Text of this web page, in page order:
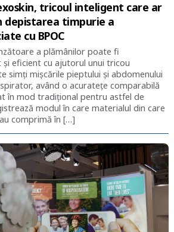
tricoul inteligent care ar
timpurie a
cu BPOC
a plămânilor poate fi
eficient cu ajutorul unui tricou
simți mișcările pieptului și abdomenului
având o acuratețe comparabilă
în mod tradițional pentru astfel de
modul în care materialul din care
comprimă în […]